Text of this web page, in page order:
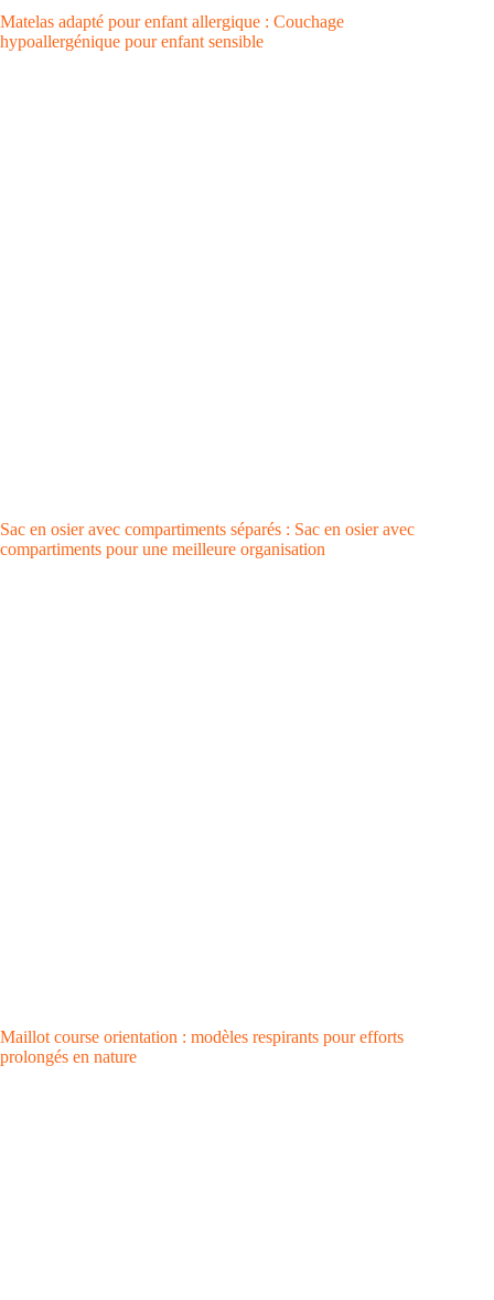
Matelas adapté pour enfant allergique : Couchage
hypoallergénique pour enfant sensible
Sac en osier avec compartiments séparés : Sac en osier avec
compartiments pour une meilleure organisation
Maillot course orientation : modèles respirants pour efforts
prolongés en nature